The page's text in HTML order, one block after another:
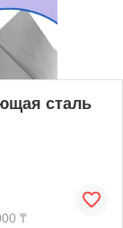
сталь
₸